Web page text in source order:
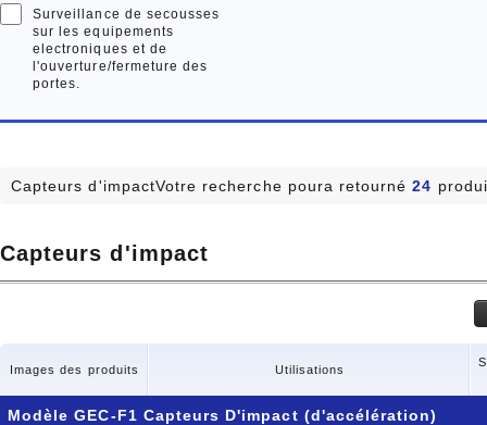
Surveillance de secousses
sur les equipements
electroniques et de
l'ouverture/fermeture des
portes.
Capteurs d'impactVotre recherche poura retourné24
Capteurs d'impact
Images des produits Utilisations
Modèle GEC-F1 Capteurs D'impact (d'accélération)